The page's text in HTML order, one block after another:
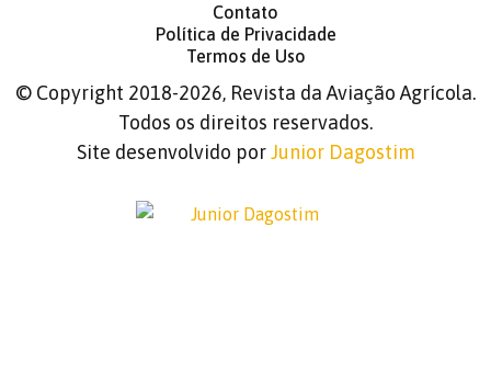
Contato
Política de Privacidade
Termos de Uso
© Copyright 2018-2026, Revista da Aviação Agrícola.
Todos os direitos reservados.
Site desenvolvido porJunior Dagostim